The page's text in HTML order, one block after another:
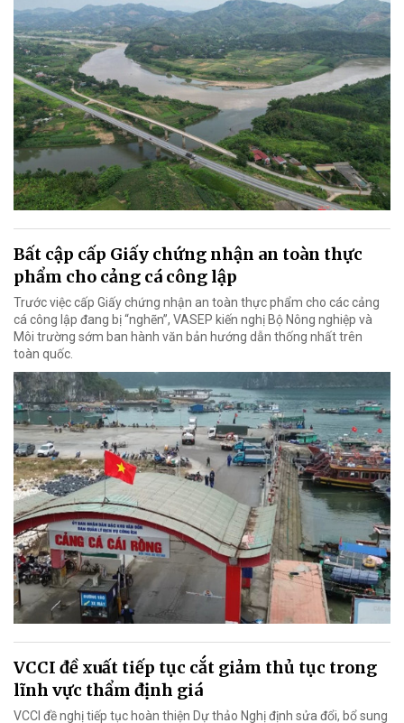
Bất cập cấp Giấy chứng nhận an toàn thực
phẩm cho cảng cá công lập
Trước việc cấp Giấy chứng nhận an toàn thực phẩm cho các cảng
cá công lập đang bị “nghẽn”, VASEP kiến nghị Bộ Nông nghiệp và
Môi trường sớm ban hành văn bản hướng dẫn thống nhất trên
toàn quốc.
VCCI đề xuất tiếp tục cắt giảm thủ tục trong
lĩnh vực thẩm định giá
VCCI đề nghị tiếp tục hoàn thiện Dự thảo Nghị định sửa đổi, bổ sung